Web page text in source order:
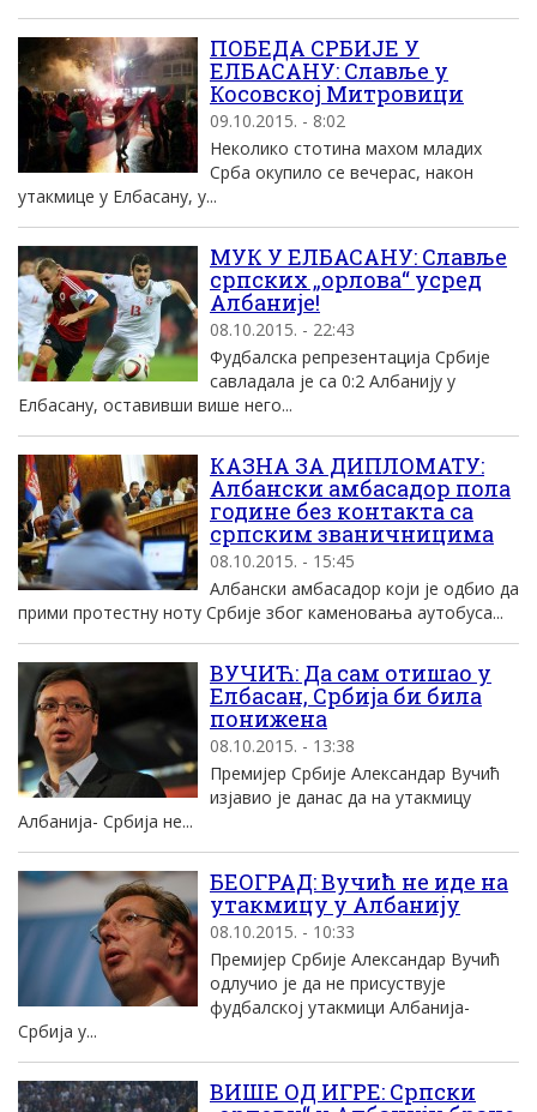
ПОБЕДА СРБИЈЕ У
ЕЛБАСАНУ: Славље у
Косовској Митровици
09.10.2015. - 8:02
Неколико стотина махом младих
Срба окупило се вечерас, након
утакмице у Елбасану, у...
МУК У ЕЛБАСАНУ: Славље
српских „орлова“ усред
Албаније!
08.10.2015. - 22:43
Фудбалска репрезентација Србије
савладала је са 0:2 Албанију у
Елбасану, оставивши више него...
КАЗНА ЗА ДИПЛОМАТУ:
Албански амбасадор пола
године без контакта са
српским званичницима
08.10.2015. - 15:45
Албански амбасадор који је одбио да
прими протестну ноту Србије због каменовања аутобуса...
ВУЧИЋ: Да сам отишао у
Елбасан, Србија би била
понижена
08.10.2015. - 13:38
Премијер Србије Александар Вучић
изјавио је данас да на утакмицу
Албанија- Србија не...
БЕОГРАД: Вучић не иде на
утакмицу у Албанију
08.10.2015. - 10:33
Премијер Србије Александар Вучић
одлучио је да не присуствује
фудбалској утакмици Албанија-
Србија у...
ВИШЕ ОД ИГРЕ: Српски